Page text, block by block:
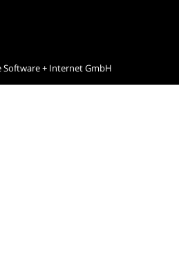
Software + Internet GmbH